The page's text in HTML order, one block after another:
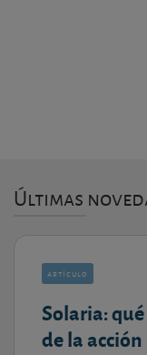
Últimas
artículo
Solaria:
de la acción